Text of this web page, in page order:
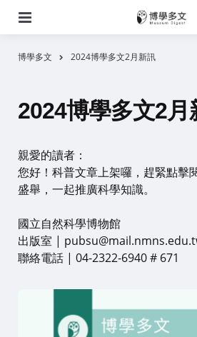
博學多文 2024博學多文2月新訊
2024博學多文2月
親愛的讀者：
您好！科普文章上架囉，趕緊點擊
盛舉，一起推廣科學知識。
國立自然科學博物館
出版室 |
聯絡電話 | 04-2322-6940 # 671